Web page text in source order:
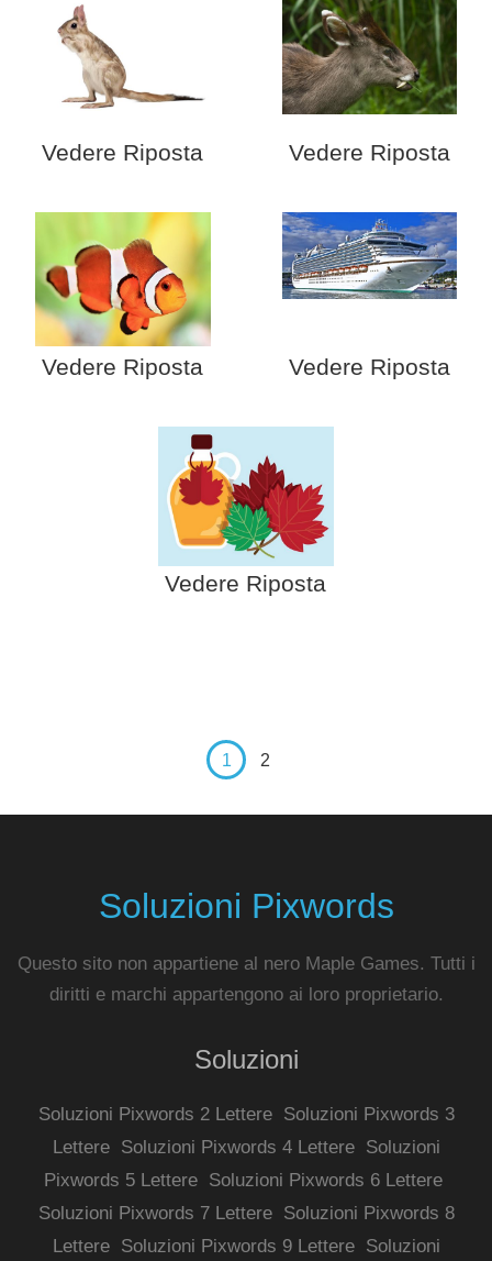
Vedere Riposta Vedere Riposta
Vedere Riposta Vedere Riposta
Vedere Riposta
1 2
Soluzioni Pixwords
Questo sito non appartiene al nero Maple Games. Tutti i
diritti e marchi appartengono ai loro proprietario.
Soluzioni
Soluzioni Pixwords 2 Lettere
Soluzioni Pixwords 3
Lettere
Soluzioni Pixwords 4 Lettere
Soluzioni
Pixwords 5 Lettere Soluzioni Pixwords 6 Lettere
Soluzioni Pixwords 7 Lettere
Soluzioni Pixwords 8
Lettere
Soluzioni Pixwords 9 Lettere Soluzioni